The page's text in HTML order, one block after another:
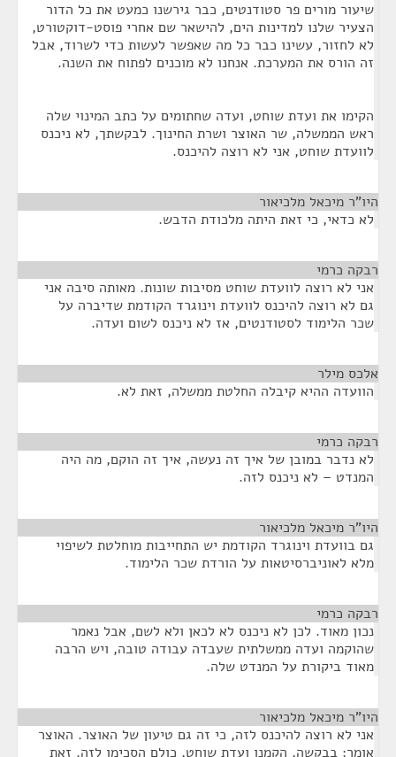
שיעור מורים פר סטודנטים, כבר גירשנו כמעט את כל הדור
הצעיר שלנו למדינות הים, להישאר שם אחרי פוסט-דוקטורט,
לא לחזור, עשינו כבר כל מה שאפשר לעשות כדי לשרוד, אבל
זה הורס את המערכת. אנחנו לא מוכנים לפתוח את השנה.
הקימו את ועדת שוחט, ועדה שחתומים על כתב המינוי שלה
ראש הממשלה, שר האוצר ושרת החינוך. לבקשתך, לא ניכנס
לוועדת שוחט, אני לא רוצה להיכנס.
היו"ר מיכאל מלכיאור
לא כדאי, כי זאת היתה מלכודת הדבש.
רבקה כרמי
אני לא רוצה לוועדת שוחט מסיבות שונות. מאותה סיבה אני
גם לא רוצה להיכנס לוועדת וינוגרד הקודמת שדיברה על
שכר הלימוד לסטודנטים, אז לא ניכנס לשום ועדה.
אלכס מילר
הוועדה ההיא קיבלה החלטת ממשלה, זאת לא.
רבקה כרמי
לא נדבר במובן של איך זה נעשה, איך זה הוקם, מה היה
המנדט – לא ניכנס לזה.
היו"ר מיכאל מלכיאור
גם בוועדת וינוגרד הקודמת יש התחייבות מוחלטת לשיפוי
מלא לאוניברסיטאות על הורדת שכר הלימוד.
רבקה כרמי
נכון מאוד. לכן לא ניכנס לא לכאן ולא לשם, אבל נאמר
שהוקמה ועדה ממשלתית שעבדה עבודה טובה, ויש הרבה
מאוד ביקורת על המנדט שלה.
היו"ר מיכאל מלכיאור
אני לא רוצה להיכנס לזה, כי זה גם טיעון של האוצר. האוצר
אומר: בבקשה, הקמנו ועדת שוחט, כולם הסכימו לזה. זאת